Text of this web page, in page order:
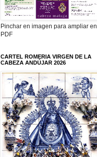
Pinchar en imagen para ampliar en
PDF
CARTEL ROMERIA VIRGEN DE LA
CABEZA ANDÚJAR 2026